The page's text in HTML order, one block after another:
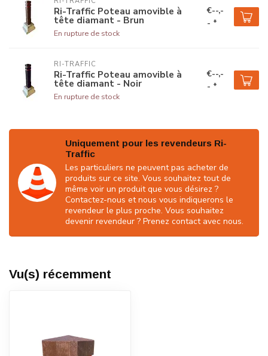
Ri-Traffic Poteau amovible à
tête diamant - Brun
En rupture de stock
€--,-
- *
RI-TRAFFIC
Ri-Traffic Poteau amovible à
tête diamant - Noir
En rupture de stock
€--,-
- *
Uniquement pour les revendeurs Ri-
Traffic
Les particuliers ne peuvent pas acheter de
produits sur ce site. Vous souhaitez tout de
même voir un produit que vous désirez ?
Contactez-nous et nous vous indiquerons le
revendeur le plus proche. Vous souhaitez
devenir revendeur ? Prenez contact avec nous.
Vu(s) récemment